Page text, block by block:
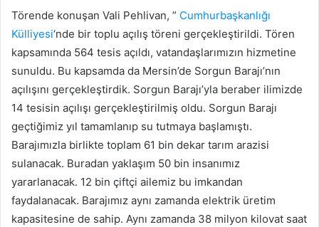
Törende konuşan Vali Pehlivan, ” Cumhurbaşkanlığı
Külliyesi‘nde bir toplu açılış töreni gerçekleştirildi. Tören
kapsamında 564 tesis açıldı, vatandaşlarımızın hizmetine
sunuldu. Bu kapsamda da Mersin’de Sorgun Barajı’nın
açılışını gerçekleştirdik. Sorgun Barajı’yla beraber ilimizde
14 tesisin açılışı gerçekleştirilmiş oldu. Sorgun Barajı
geçtiğimiz yıl tamamlanıp su tutmaya başlamıştı.
Barajımızla birlikte toplam 61 bin dekar tarım arazisi
sulanacak. Buradan yaklaşım 50 bin insanımız
yararlanacak. 12 bin çiftçi ailemiz bu imkandan
faydalanacak. Barajımız aynı zamanda elektrik üretim
kapasitesine de sahip. Aynı zamanda 38 milyon kilovat saat